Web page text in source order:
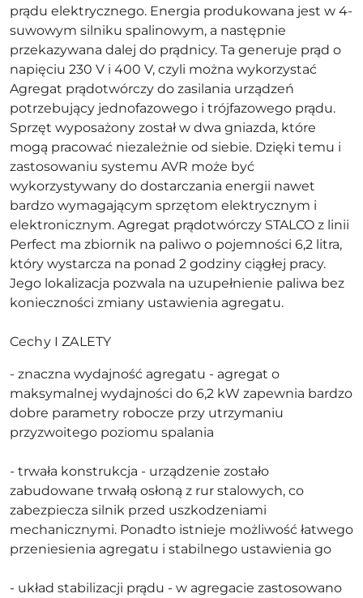
prądu elektrycznego. Energia produkowana jest w 4-
suwowym silniku spalinowym, a następnie
przekazywana dalej do prądnicy. Ta generuje prąd o
napięciu 230 V i 400 V, czyli można wykorzystać
Agregat prądotwórczy do zasilania urządzeń
potrzebujący jednofazowego i trójfazowego prądu.
Sprzęt wyposażony został w dwa gniazda, które
mogą pracować niezależnie od siebie. Dzięki temu i
zastosowaniu systemu AVR może być
wykorzystywany do dostarczania energii nawet
bardzo wymagającym sprzętom elektrycznym i
elektronicznym. Agregat prądotwórczy STALCO z linii
Perfect ma zbiornik na paliwo o pojemności 6,2 litra,
który wystarcza na ponad 2 godziny ciągłej pracy.
Jego lokalizacja pozwala na uzupełnienie paliwa bez
konieczności zmiany ustawienia agregatu.
Cechy I ZALETY
- znaczna wydajność agregatu - agregat o
maksymalnej wydajności do 6,2 kW zapewnia bardzo
dobre parametry robocze przy utrzymaniu
przyzwoitego poziomu spalania
- trwała konstrukcja - urządzenie zostało
zabudowane trwałą osłoną z rur stalowych, co
zabezpiecza silnik przed uszkodzeniami
mechanicznymi. Ponadto istnieje możliwość łatwego
przeniesienia agregatu i stabilnego ustawienia go
- układ stabilizacji prądu - w agregacie zastosowano